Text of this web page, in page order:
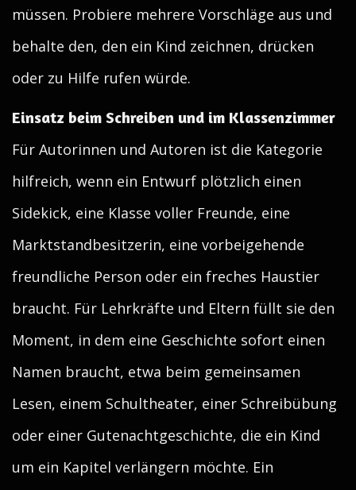
müssen. Probiere mehrere Vorschläge aus und
behalte den, den ein Kind zeichnen, drücken
oder zu Hilfe rufen würde.
Einsatz beim Schreiben und im Klassenzimmer
Für Autorinnen und Autoren ist die Kategorie
hilfreich, wenn ein Entwurf plötzlich einen
Sidekick, eine Klasse voller Freunde, eine
Marktstandbesitzerin, eine vorbeigehende
freundliche Person oder ein freches Haustier
braucht. Für Lehrkräfte und Eltern füllt sie den
Moment, in dem eine Geschichte sofort einen
Namen braucht, etwa beim gemeinsamen
Lesen, einem Schultheater, einer Schreibübung
oder einer Gutenachtgeschichte, die ein Kind
um ein Kapitel verlängern möchte. Ein